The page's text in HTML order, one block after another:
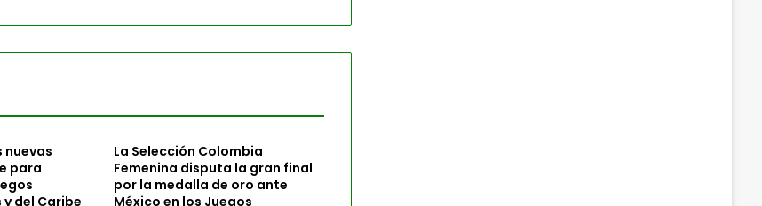
nuevas
para
del Caribe
La Selección Colombia
Femenina disputa la gran final
por la medalla de oro ante
México en los Juegos